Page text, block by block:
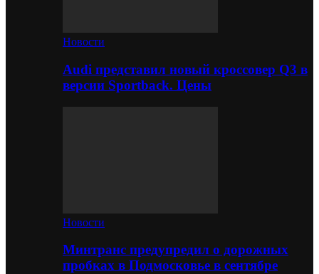
Новости
Audi представил новый кроссовер Q3 в
версии Sportback. Цены
Новости
Минтранс предупредил о дорожных
пробках в Подмосковье в сентябре